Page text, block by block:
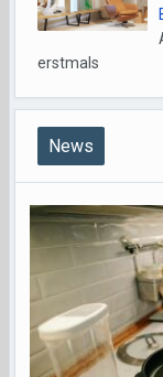
erstmals
News